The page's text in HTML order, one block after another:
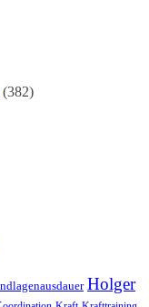
(382)
Holger